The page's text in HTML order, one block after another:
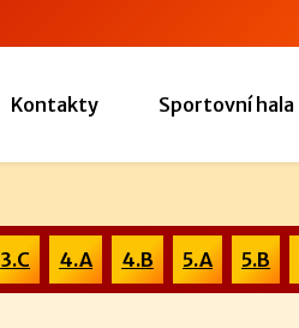
Kontakty Sportovní hala
3.C 4.A 4.B 5.A 5.B